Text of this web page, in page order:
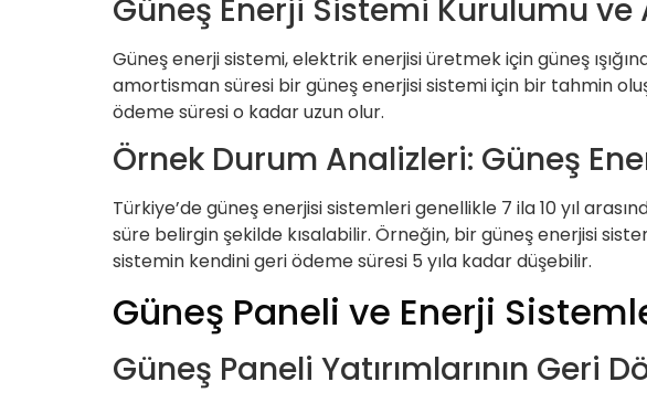
Güneş Enerji Sistemi Kurulumu
Güneş enerji sistemi, elektrik enerjisi üretmek için güneş
amortisman süresi bir güneş enerjisi sistemi için bir tahmin
ödeme süresi o kadar uzun olur.
Örnek Durum Analizleri: Güneş
Türkiye’de güneş enerjisi sistemleri genellikle 7 ila 10 yıl
süre belirgin şekilde kısalabilir. Örneğin, bir güneş enerjisi
sistemin kendini geri ödeme süresi 5 yıla kadar düşebilir.
Güneş Paneli ve Enerji
Güneş Paneli Yatırımlarının Geri